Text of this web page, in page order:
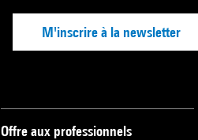
M'inscrire à la newsletter
Offre aux professionnels